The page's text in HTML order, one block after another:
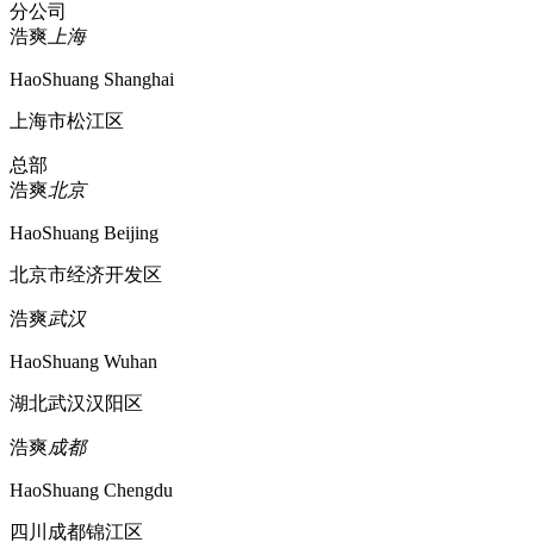
分公司
浩爽上海
HaoShuang Shanghai
上海市松江区
总部
浩爽北京
HaoShuang Beijing
北京市经济开发区
浩爽武汉
HaoShuang Wuhan
湖北武汉汉阳区
浩爽成都
HaoShuang Chengdu
四川成都锦江区